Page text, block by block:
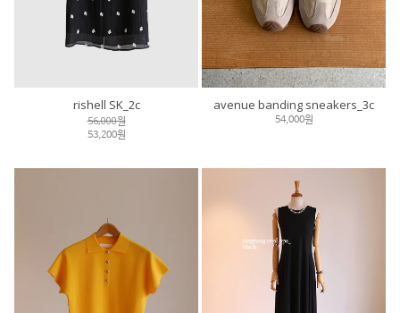
rishell SK_2c
56,000원
53,200원
avenue banding sneakers_3c
54,000원